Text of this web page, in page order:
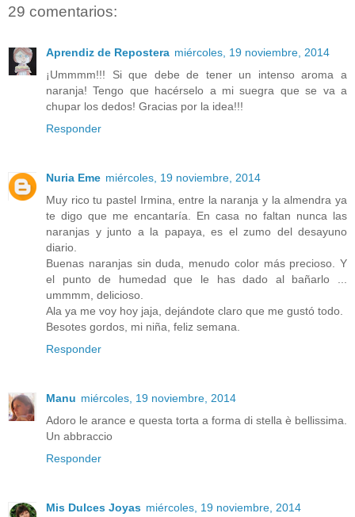
29 comentarios:
Aprendiz de Repostera miércoles, 19 noviembre, 2014
¡Ummmm!!! Si que debe de tener un intenso aroma a
naranja! Tengo que hacérselo a mi suegra que se va a
chupar los dedos! Gracias por la idea!!!
Responder
Nuria Eme miércoles, 19 noviembre, 2014
Muy rico tu pastel Irmina, entre la naranja y la almendra ya
te digo que me encantaría. En casa no faltan nunca las
naranjas y junto a la papaya, es el zumo del desayuno
diario.
Buenas naranjas sin duda, menudo color más precioso. Y
el punto de humedad que le has dado al bañarlo ...
ummmm, delicioso.
Ala ya me voy hoy jaja, dejándote claro que me gustó todo.
Besotes gordos, mi niña, feliz semana.
Responder
Manu miércoles, 19 noviembre, 2014
Adoro le arance e questa torta a forma di stella è bellissima.
Un abbraccio
Responder
Mis Dulces Joyas miércoles, 19 noviembre, 2014